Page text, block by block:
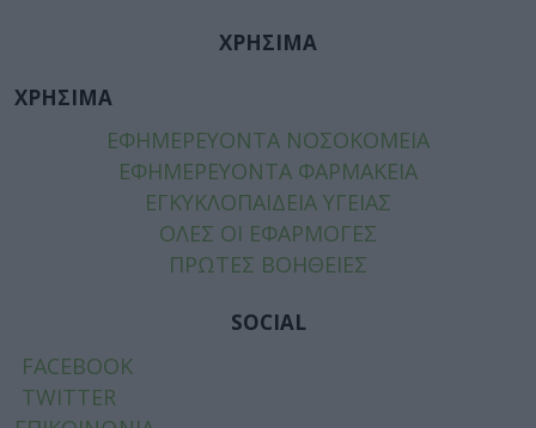
ΧΡΗΣΙΜΑ
ΧΡΗΣΙΜΑ
ΕΦΗΜΕΡΕΥΟΝΤΑ ΝΟΣΟΚΟΜΕΙΑ
ΕΦΗΜΕΡΕΥΟΝΤΑ ΦΑΡΜΑΚΕΙΑ
ΕΓΚΥΚΛΟΠΑΙΔΕΙΑ ΥΓΕΙΑΣ
ΟΛΕΣ ΟΙ ΕΦΑΡΜΟΓΕΣ
ΠΡΩΤΕΣ ΒΟΗΘΕΙΕΣ
SOCIAL
FACEBOOK
TWITTER